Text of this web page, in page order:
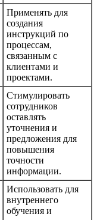
Применять для
создания
инструкций по
процессам,
связанным с
клиентами и
проектами.
Стимулировать
сотрудников
оставлять
уточнения и
предложения для
повышения
точности
информации.
Использовать для
внутреннего
обучения и